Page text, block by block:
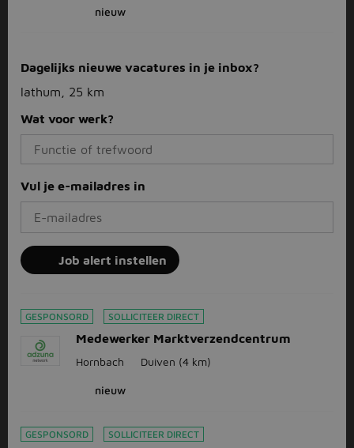
nieuw
Dagelijks nieuwe vacatures in je inbox?
lathum, 25 km
Wat voor werk?
Vul je e-mailadres in
Job alert instellen
GESPONSORD SOLLICITEER DIRECT
Medewerker Marktverzendcentrum
Hornbach Duiven (4 km)
nieuw
GESPONSORD SOLLICITEER DIRECT